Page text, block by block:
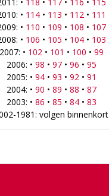
• 114• 113 • 112 • 111
• 110 • 109 • 108 • 107
• 106 • 105 • 104• 103
2007: • 102 • 101 • 100 • 99
2006: • 98 • 97• 96 • 95
2005: • 94• 93 • 92 • 91
2004: • 90 • 89 • 88 • 87
2003: • 86 • 85 • 84• 83
1981: volgen binnenkort